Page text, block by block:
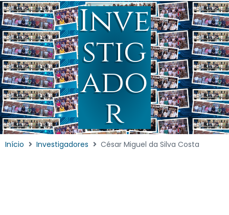
Inve
stig
ado
r
Início Investigadores César Miguel da Silva Costa